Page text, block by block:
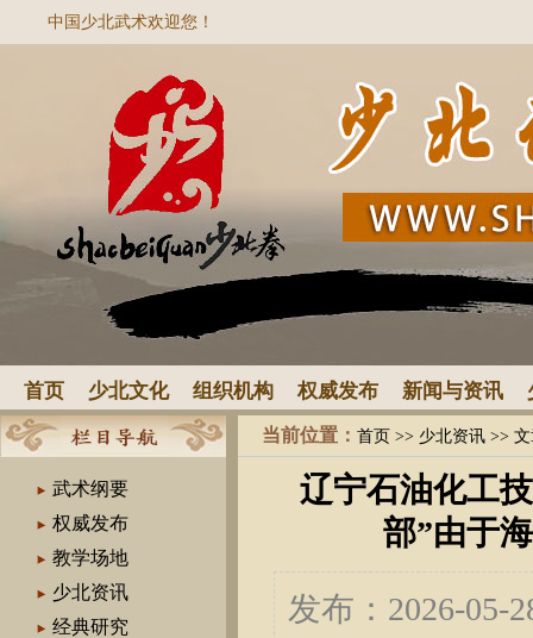
中国少北武术欢迎您！
首页 少北文化 组织机构 权威发布 新闻与资讯
武术纲要
权威发布
教学场地
少北资讯
经典研究
当前位置： 首页 >> 少北资讯 >>
辽宁石油化工
部”由于
发布：2026-